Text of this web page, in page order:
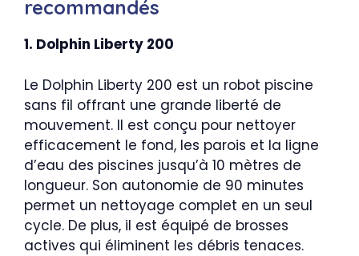
recommandés
1. Dolphin Liberty 200
Le Dolphin Liberty 200 est un robot piscine
sans fil offrant une grande liberté de
mouvement. Il est conçu pour nettoyer
efficacement le fond, les parois et la ligne
d’eau des piscines jusqu’à 10 mètres de
longueur. Son autonomie de 90 minutes
permet un nettoyage complet en un seul
cycle. De plus, il est équipé de brosses
actives qui éliminent les débris tenaces.